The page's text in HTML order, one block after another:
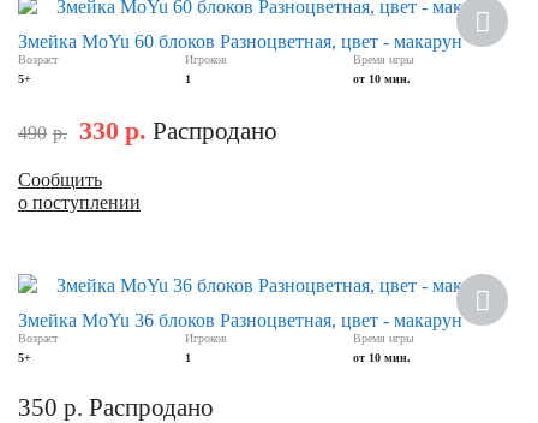
Змейка MoYu 60 блоков Разноцветная, цвет - макарун
Возраст
5+
Игроков
1
Время игры
от 10 мин.
490 р. 330 р. Распродано
Сообщить
о поступлении
Змейка MoYu 36 блоков Разноцветная, цвет - макарун
Возраст
5+
Игроков
1
Время игры
от 10 мин.
350 р. Распродано